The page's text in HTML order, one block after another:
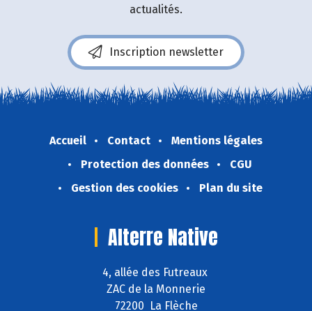
actualités.
Inscription newsletter
Accueil Contact
Mentions légales
Protection des données
CGU
Gestion des cookies
Plan du site
Alterre Native
4, allée des Futreaux
ZAC de la Monnerie
72200 La Flèche